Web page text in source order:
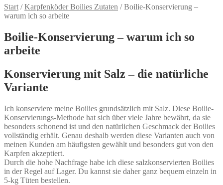
Start /Karpfenköder Boilies Zutaten /Boilie-Konservierung –
warum ich so arbeite
Boilie-Konservierung – warum ich so
arbeite
Konservierung mit Salz – die natürliche
Variante
Ich konserviere meine Boilies grundsätzlich mit Salz. Diese Boilie-
Konservierungs-Methode hat sich über viele Jahre bewährt, da sie
besonders schonend ist und den natürlichen Geschmack der Boilies
vollständig erhält. Genau deshalb werden diese Varianten auch von
meinen Kunden am häufigsten gewählt und besonders gut von den
Karpfen akzeptiert.
Durch die hohe Nachfrage habe ich diese salzkonservierten Boilies
in der Regel auf Lager. Du kannst sie daher ganz bequem einzeln in
5-kg Tüten bestellen.